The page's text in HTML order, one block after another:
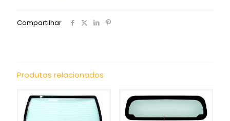
Compartilhar
Produtos relacionados